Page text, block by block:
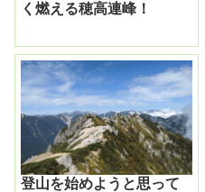
く燃える穂高連峰！
登山を始めようと思って